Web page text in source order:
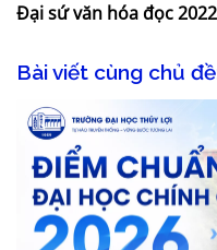
Đại sứ văn hóa đọc 2022
Bài viết cùng chủ